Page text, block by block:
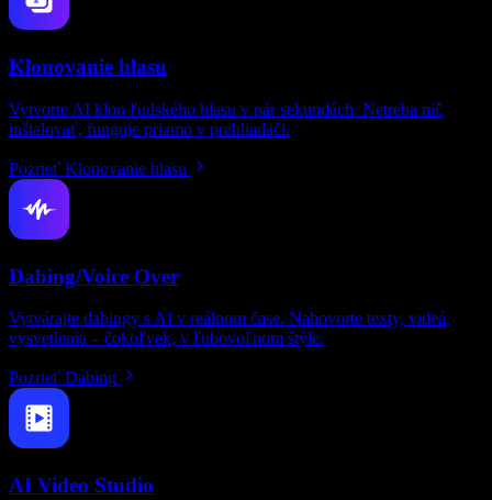
Klonovanie hlasu
Vytvorte AI klon ľudského hlasu v pár sekundách. Netreba nič
inštalovať, funguje priamo v prehliadači.
Pozrieť Klonovanie hlasu
Dabing/Voice Over
Vytvárajte dabingy s AI v reálnom čase. Nahovorte texty, videá,
vysvetlenia – čokoľvek, v ľubovoľnom štýle.
Pozrieť Dabing
AI Video Studio